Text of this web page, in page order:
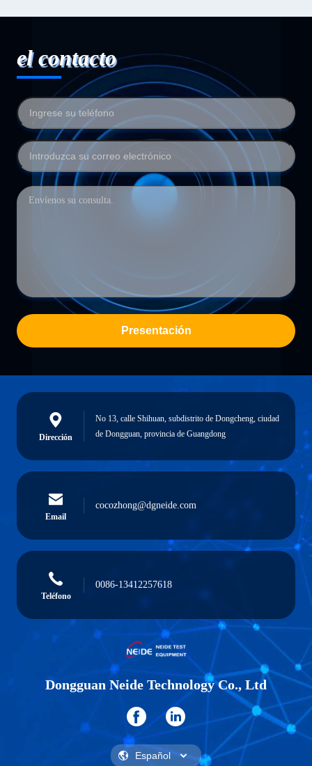
el contacto
Presentación
Dirección
No 13, calle Shihuan, subdistrito de Dongcheng, ciudad
de Dongguan, provincia de Guangdong
Email
cocozhong@dgneide.com
Teléfono
0086-13412257618
Dongguan Neide Technology Co., Ltd